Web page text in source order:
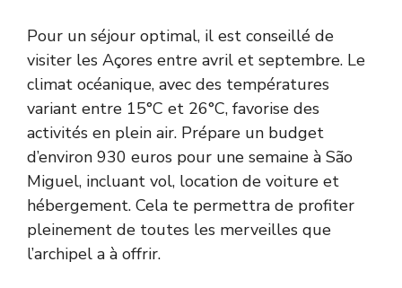
Pour un séjour optimal, il est conseillé de
visiter les Açores entre avril et septembre. Le
climat océanique, avec des températures
variant entre 15°C et 26°C, favorise des
activités en plein air. Prépare un budget
d’environ 930 euros pour une semaine à São
Miguel, incluant vol, location de voiture et
hébergement. Cela te permettra de profiter
pleinement de toutes les merveilles que
l’archipel a à offrir.